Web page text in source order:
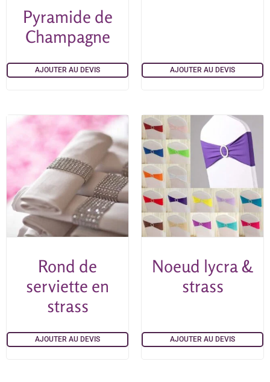
Pyramide de
Champagne
AJOUTER AU DEVIS AJOUTER AU DEVIS
Rond de
serviette en
strass
AJOUTER AU DEVIS
Noeud lycra &
strass
AJOUTER AU DEVIS